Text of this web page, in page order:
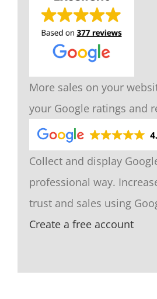
More sales on your
your Google ratings and
Collect and display
professional way.
trust and sales using
Create a free account